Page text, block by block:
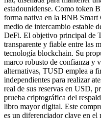
estadounidense. Como token
forma nativa en la BNB Smart
medio de intercambio estable
DeFi. El objetivo principal de
transparente y fiable entre las
tecnología blockchain. Su
marco robusto de confianza y
alternativas, TUSD emplea a
independientes para realizar
real de sus reservas en USD,
prueba criptográfica del
libro mayor digital. Este
es un diferenciador clave en el